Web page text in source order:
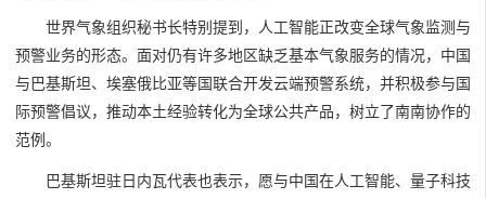
世界气象组织秘书长特别提到，人工智能正改变全球气象监测与
预警业务的形态。面对仍有许多地区缺乏基本气象服务的情况，中国
与巴基斯坦、埃塞俄比亚等国联合开发云端预警系统，并积极参与国
际预警倡议，推动本土经验转化为全球公共产品，树立了南南协作的
范例。
巴基斯坦驻日内瓦代表也表示，愿与中国在人工智能、量子科技